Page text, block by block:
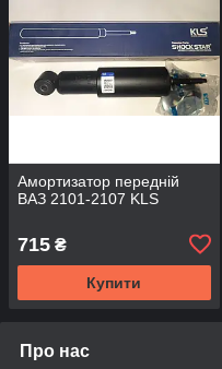
Амортизатор передній
ВАЗ 2101-2107 KLS
715 ₴
Купити
Про нас